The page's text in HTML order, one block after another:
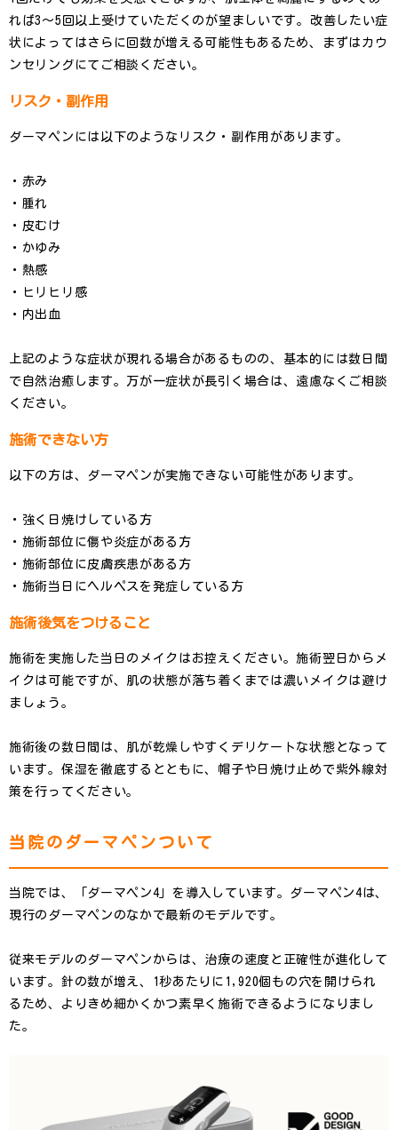
れば3〜5回以上受けていただくのが望ましいです。改善したい症
状によってはさらに回数が増える可能性もあるため、まずはカウ
ンセリングにてご相談ください。
リスク・副作用
ダーマペンには以下のようなリスク・副作用があります。
・赤み
・腫れ
・皮むけ
・かゆみ
・熱感
・ヒリヒリ感
・内出血
上記のような症状が現れる場合があるものの、基本的には数日間
で自然治癒します。万が一症状が長引く場合は、遠慮なくご相談
ください。
施術できない方
以下の方は、ダーマペンが実施できない可能性があります。
・強く日焼けしている方
・施術部位に傷や炎症がある方
・施術部位に皮膚疾患がある方
・施術当日にヘルペスを発症している方
施術後気をつけること
施術を実施した当日のメイクはお控えください。施術翌日からメ
イクは可能ですが、肌の状態が落ち着くまでは濃いメイクは避け
ましょう。
施術後の数日間は、肌が乾燥しやすくデリケートな状態となって
います。保湿を徹底するとともに、帽子や日焼け止めで紫外線対
策を行ってください。
当院のダーマペンついて
当院では、「ダーマペン4」を導入しています。ダーマペン4は、
現行のダーマペンのなかで最新のモデルです。
従来モデルのダーマペンからは、治療の速度と正確性が進化して
います。針の数が増え、1秒あたりに1,920個もの穴を開けられ
るため、よりきめ細かくかつ素早く施術できるようになりまし
た。